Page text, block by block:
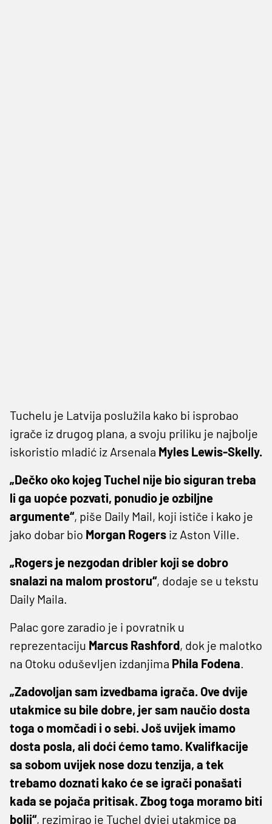
Tuchelu je Latvija poslužila kako bi isprobao
igrače iz drugog plana, a svoju priliku je najbolje
iskoristio mladić iz Arsenala Myles Lewis-Skelly.
„Dečko oko kojeg Tuchel nije bio siguran treba
li ga uopće pozvati, ponudio je ozbiljne
argumente“, piše Daily Mail, koji ističe i kako je
jako dobar bio Morgan Rogers iz Aston Ville.
„Rogers je nezgodan dribler koji se dobro
snalazi na malom prostoru“, dodaje se u tekstu
Daily Maila.
Palac gore zaradio je i povratnik u
reprezentaciju Marcus Rashford, dok je malotko
na Otoku oduševljen izdanjima Phila Fodena.
„Zadovoljan sam izvedbama igrača. Ove dvije
utakmice su bile dobre, jer sam naučio dosta
toga o momčadi i o sebi. Još uvijek imamo
dosta posla, ali doći ćemo tamo. Kvalifkacije
sa sobom uvijek nose dozu tenzija, a tek
trebamo doznati kako će se igrači ponašati
kada se pojača pritisak. Zbog toga moramo biti
bolji“, rezimirao je Tuchel dviej utakmice pa